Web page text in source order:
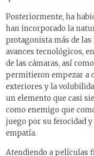
Posteriormente, ha
han incorporado la
protagonista más de
avances tecnológicos,
de las cámaras, así
permitieron empezar a
exteriores y la
un elemento que casi
como enemigo que
juego por su ferocidad
empatía.
Atendiendo a películas